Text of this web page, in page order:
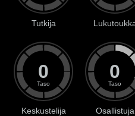
Tutkija
0
Taso
Keskustelija
0
Taso
Osallistuja